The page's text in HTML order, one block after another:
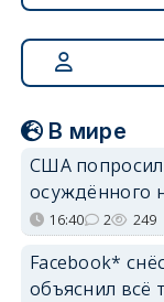
В мире
США
осуждённого
16:40 2 249
Facebook*
объяснил всё